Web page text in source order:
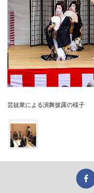
芸妓衆による演舞披露の様子